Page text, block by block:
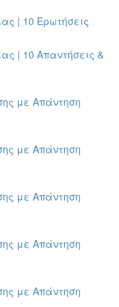
| 10 Ερωτήσεις
| 10 Απαντήσεις &
με Απάντηση
με Απάντηση
με Απάντηση
με Απάντηση
με Απάντηση